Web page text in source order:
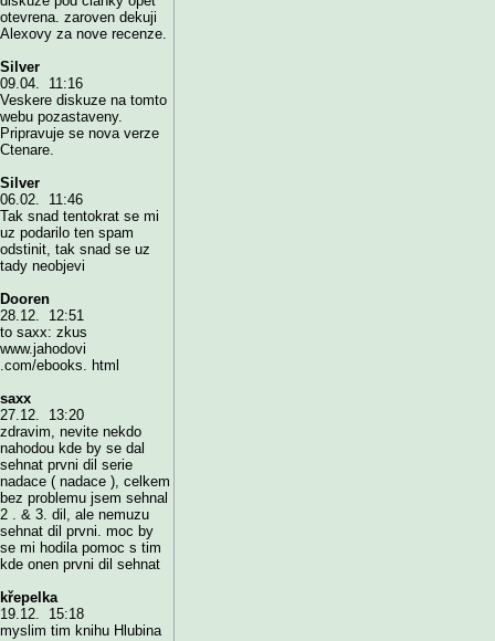
otevrena. zaroven dekuji
Alexovy za nove recenze.
Silver
09.04. 11:16
Veskere diskuze na tomto
webu pozastaveny.
Pripravuje se nova verze
Ctenare.
Silver
06.02. 11:46
Tak snad tentokrat se mi
uz podarilo ten spam
odstinit, tak snad se uz
tady neobjevi
Dooren
28.12. 12:51
to saxx: zkus
www.jahodovi
.com/ebooks. html
saxx
27.12. 13:20
zdravim, nevite nekdo
nahodou kde by se dal
sehnat prvni dil serie
nadace ( nadace ), celkem
bez problemu jsem sehnal
2 . & 3. dil, ale nemuzu
sehnat dil prvni. moc by
se mi hodila pomoc s tim
kde onen prvni dil sehnat
křepelka
19.12. 15:18
myslim tim knihu Hlubina